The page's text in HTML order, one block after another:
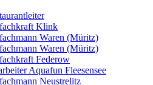
Klink
Waren (Müritz)
Waren (Müritz)
Federow
Aquafun Fleesensee
Neustrelitz